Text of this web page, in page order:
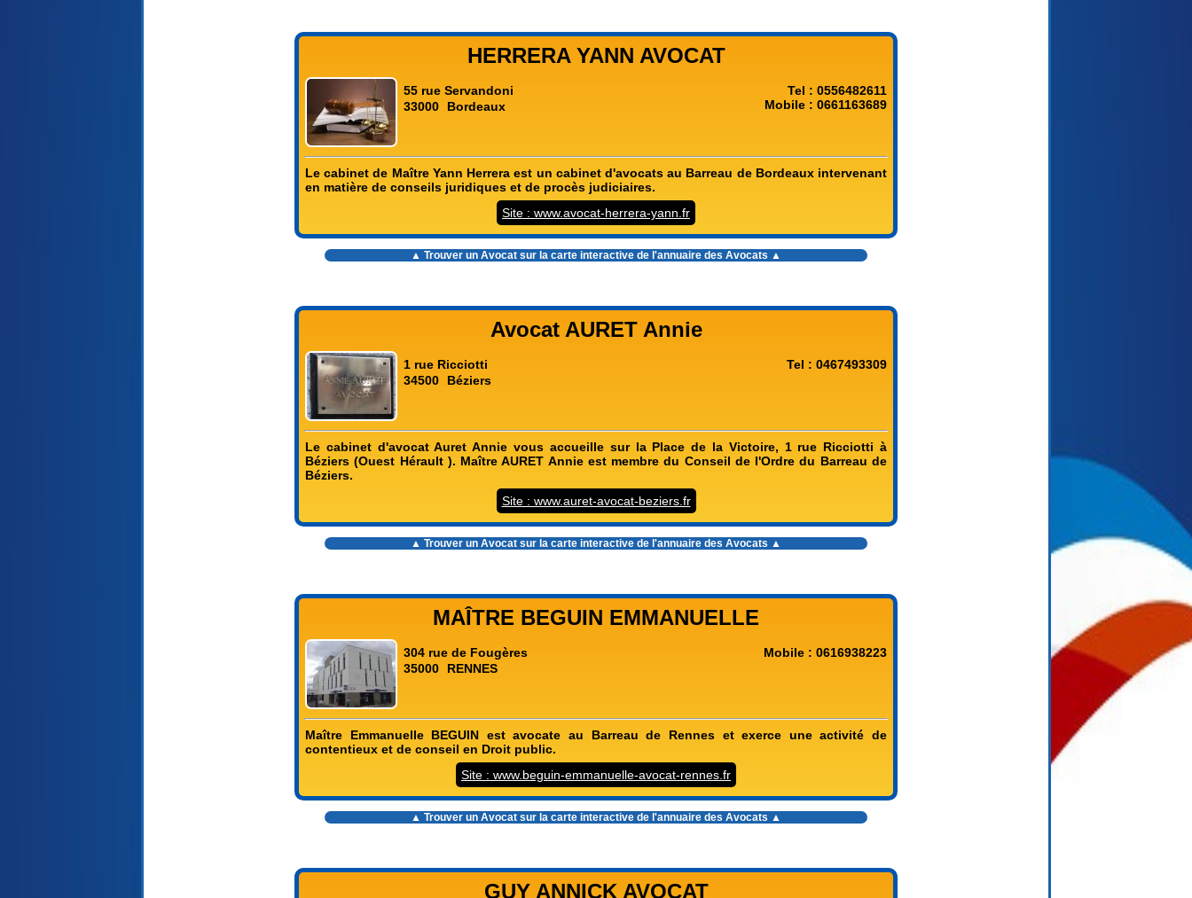
HERRERA YANN AVOCAT
55 rue Servandoni
33000
Bordeaux
Tel : 0556482611
Mobile : 0661163689
Le cabinet de Maître Yann Herrera est un cabinet d'avocats au Barreau de Bordeaux intervenant
en matière de conseils juridiques et de procès judiciaires.
Site : www.avocat-herrera-yann.fr
▲ Trouver un Avocat sur la carte interactive de l'annuaire des Avocats ▲
Avocat AURET Annie
1 rue Ricciotti
34500
Béziers
Tel : 0467493309
Le cabinet d'avocat Auret Annie vous accueille sur la Place de la Victoire, 1 rue Ricciotti à
Béziers (Ouest Hérault ). Maître AURET Annie est membre du Conseil de l'Ordre du Barreau de
Béziers.
Site : www.auret-avocat-beziers.fr
▲ Trouver un Avocat sur la carte interactive de l'annuaire des Avocats ▲
MAÎTRE BEGUIN EMMANUELLE
304 rue de Fougères
35000
RENNES
Mobile : 0616938223
Maître Emmanuelle BEGUIN est avocate au Barreau de Rennes et exerce une activité de
contentieux et de conseil en Droit public.
Site : www.beguin-emmanuelle-avocat-rennes.fr
▲ Trouver un Avocat sur la carte interactive de l'annuaire des Avocats ▲
GUY ANNICK AVOCAT